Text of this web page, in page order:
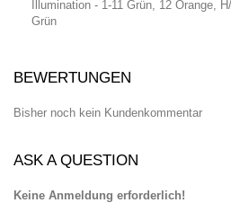
Illumination - 1-11 Grün, 12 Orange,
Grün
BEWERTUNGEN
Bisher noch kein Kundenkommentar
ASK A QUESTION
Keine Anmeldung erforderlich!